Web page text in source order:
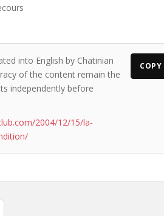
into English by Chatinian
of the content remain the
independently before
2004/12/15/la-
COPY